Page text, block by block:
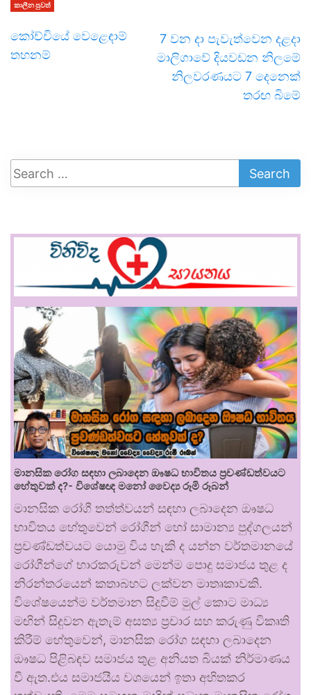
කාලීන පුවත්
කෝච්චියේ වෙළෙඳාම්
තහනම්
7 වන දා පැවැත්වෙන දළදා
මාලි­ගාවේ දිය­ව­ඩන නිල­මේ
නිලවරණයට 7 දෙනෙක්
තරඟ බිමේ
මානසික රෝග සඳහා ලබාදෙන ඖෂධ භාවිතය ප්‍රචණ්ඩත්වයට
හේතුවක් ද?- විශේෂඥ මනෝ වෛද්‍ය රූමි රූබන්
මානසික රෝගී තත්ත්වයන් සඳහා ලබාදෙන ඖෂධ
භාවිතය හේතුවෙන් රෝගීන් හෝ සාමාන්‍ය පුද්ගලයන්
ප්‍රචණ්ඩත්වයට යොමු විය හැකි ද යන්න වර්තමානයේ
රෝගීන්ගේ භාරකරුවන් මෙන්ම පොදු සමාජය තුළ ද
නිරන්තරයෙන් කතාබහට ලක්වන මාතෘකාවකි.
විශේෂයෙන්ම වර්තමාන සිදුවීම් මුල් කොට මාධ්‍ය
මඟින් සිදුවන ඇතැම් අසත්‍ය ප්‍රචාර සහ කරුණු විකෘති
කිරීම් හේතුවෙන්, මානසික රෝග සඳහා ලබාදෙන
ඖෂධ පිළිබඳව සමාජය තුළ අනියත බියක් නිර්මාණය
වී ඇත.එය සමාජයීය වශයෙන් ඉතා අහිතකර